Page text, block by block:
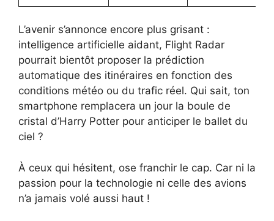
L’avenir s’annonce encore plus grisant :
intelligence artificielle aidant, Flight Radar
pourrait bientôt proposer la prédiction
automatique des itinéraires en fonction des
conditions météo ou du trafic réel. Qui sait, ton
smartphone remplacera un jour la boule de
cristal d’Harry Potter pour anticiper le ballet du
ciel ?
À ceux qui hésitent, ose franchir le cap. Car ni la
passion pour la technologie ni celle des avions
n’a jamais volé aussi haut !